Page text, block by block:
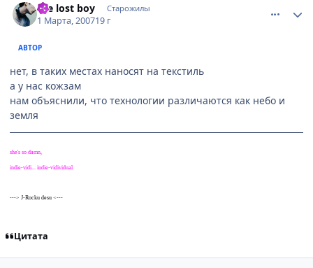
the lost boy Старожилы
1 Марта, 200719 г
АВТОР
нет, в таких местах наносят на текстиль
а у нас кожзам
нам объяснили, что технологии различаются как небо и
земля
she's so damn,
indie-vidi... indie-vidividual
---> J-Rocku desu <---
Цитата